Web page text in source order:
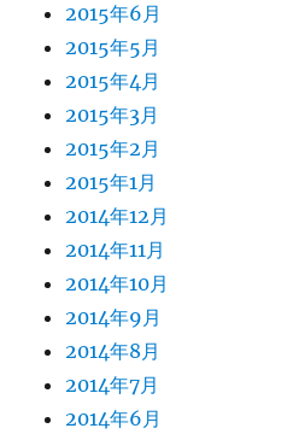
2015年6月
2015年5月
2015年4月
2015年3月
2015年2月
2015年1月
2014年12月
2014年11月
2014年10月
2014年9月
2014年8月
2014年7月
2014年6月